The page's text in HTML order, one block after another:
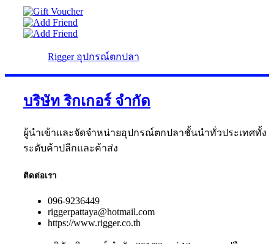
Rigger อุปกรณ์ตกปลา
บริษัท ริกเกอร์ จำกัด
ผู้นำเข้าและจัดจำหน่ายอุปกรณ์ตกปลาชั้นนำทั่วประเทศทั้ง
ระดับค้าปลีกและค้าส่ง
ติดต่อเรา
096-9236449
riggerpattaya@hotmail.com
https://www.rigger.co.th